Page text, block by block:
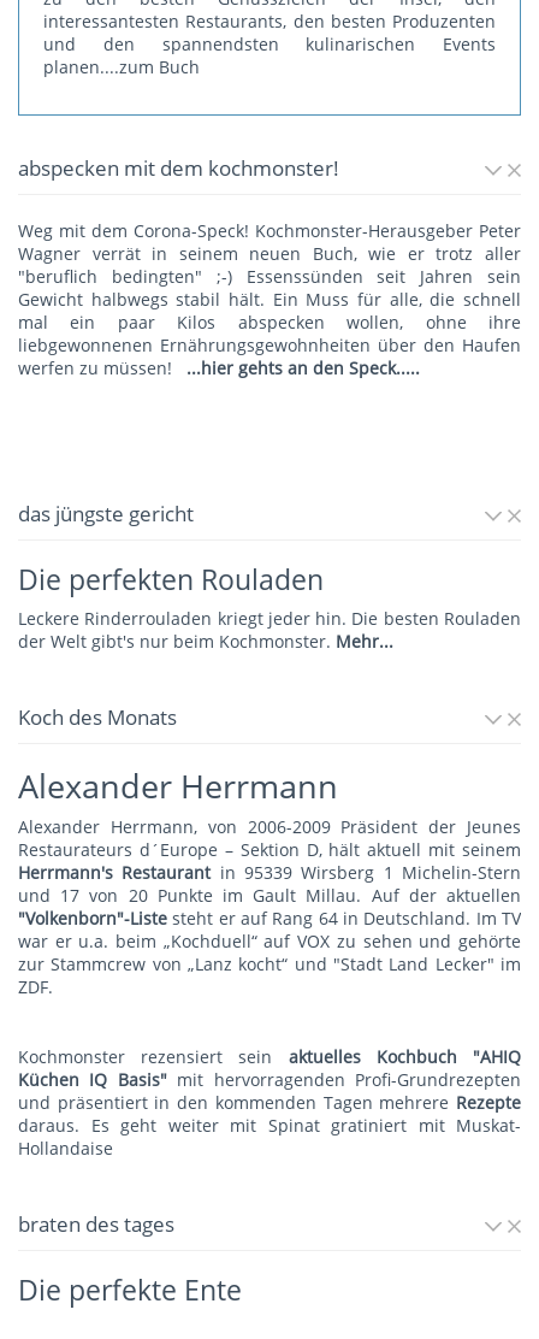
interessantesten Restaurants, den besten Produzenten
und den spannendsten kulinarischen Events
planen....zum Buch
abspecken mit dem kochmonster!
Weg mit dem Corona-Speck! Kochmonster-Herausgeber Peter
Wagner verrät in seinem neuen Buch, wie er trotz aller
"beruflich bedingten" ;-) Essenssünden seit Jahren sein
Gewicht halbwegs stabil hält. Ein Muss für alle, die schnell
mal ein paar Kilos abspecken wollen, ohne ihre
liebgewonnenen Ernährungsgewohnheiten über den Haufen
werfen zu müssen!
...hier gehts an den Speck.....
das jüngste gericht
Die perfekten Rouladen
Leckere Rinderrouladen kriegt jeder hin. Die besten Rouladen
der Welt gibt's nur beim Kochmonster. Mehr...
Koch des Monats
Alexander Herrmann
Alexander Herrmann, von 2006-2009 Präsident der Jeunes
Restaurateurs d´Europe – Sektion D, hält aktuell mit seinem
Herrmann's Restaurant in 95339 Wirsberg 1 Michelin-Stern
und 17 von 20 Punkte im Gault Millau. Auf der aktuellen
"Volkenborn"-Liste steht er auf Rang 64 in Deutschland. Im TV
war er u.a. beim „Kochduell“ auf VOX zu sehen und gehörte
zur Stammcrew von „Lanz kocht“ und "Stadt Land Lecker" im
ZDF.
Kochmonster rezensiert sein aktuelles Kochbuch "AHIQ
Küchen IQ Basis" mit hervorragenden Profi-Grundrezepten
und präsentiert in den kommenden Tagen mehrere Rezepte
daraus. Es geht weiter mit Spinat gratiniert mit Muskat-
Hollandaise
braten des tages
Die perfekte Ente